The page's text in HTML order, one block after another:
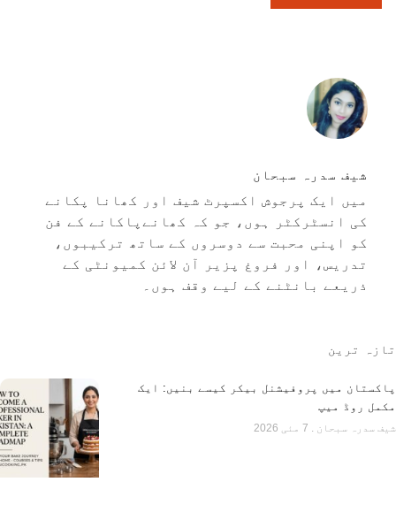
شیف سدرہ سبحان
میں ایک پرجوش اکسپرٹ شیف اور کھانا پکانے
کی انسٹرکٹر ہوں، جو کہ کھانےپاکانے کے فن
کو اپنی محبت سے دوسروں کے ساتھ ترکیبوں،
تدریس، اور فروغ پزیر آن لائن کمیونٹی کے
ذریعے بانٹنے کے لیے وقف ہوں۔
تازہ ترین
پاکستان میں پروفیشنل بیکر کیسے بنیں: ایک
مکمل روڈ میپ
شیف سدرہ سبحان